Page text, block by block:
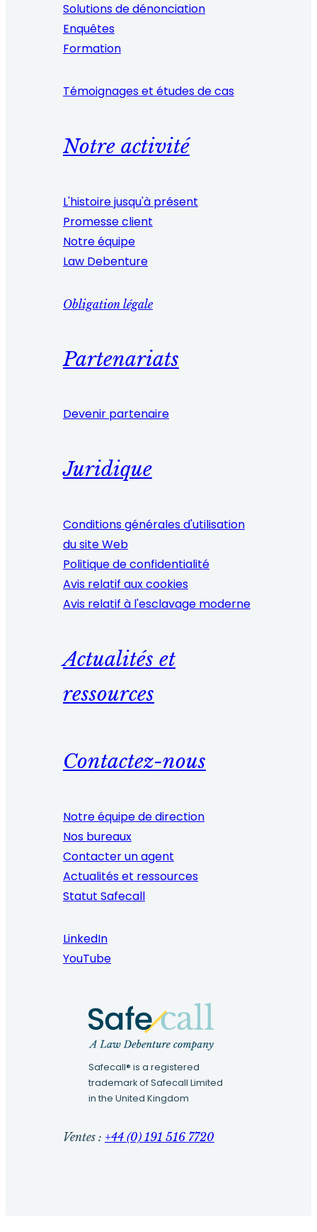
Solutions de dénonciation
Enquêtes
Formation
Témoignages et études de cas
Notre activité
L'histoire jusqu'à présent
Promesse client
Notre équipe
Law Debenture
Obligation légale
Partenariats
Devenir partenaire
Juridique
Conditions générales d'utilisation
du site Web
Politique de confidentialité
Avis relatif aux cookies
Avis relatif à l'esclavage moderne
Actualités et
ressources
Contactez-nous
Notre équipe de direction
Nos bureaux
Contacter un agent
Actualités et ressources
Statut Safecall
LinkedIn
YouTube
Safecall® is a registered
trademark of Safecall Limited
in the United Kingdom
Ventes : +44 (0) 191 516 7720